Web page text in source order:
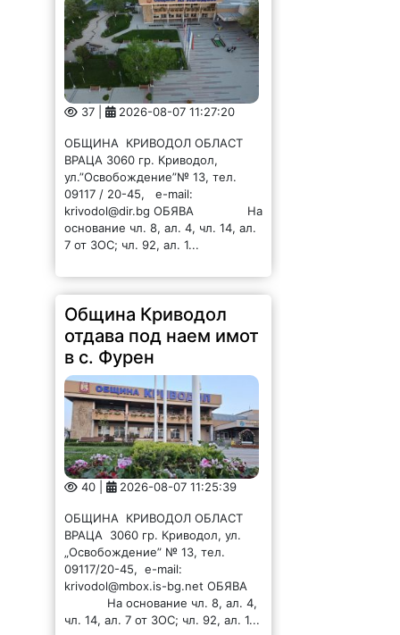
37 | 2026-08-07 11:27:20
ОБЩИНА КРИВОДОЛ ОБЛАСТ
ВРАЦА 3060 гр. Криводол,
ул.”Освобождение”№ 13, тел.
09117 / 20-45, e-mail:
krivodol@dir.bg ОБЯВА На
основание чл. 8, ал. 4, чл. 14, ал.
7 от ЗОС; чл. 92, ал. 1...
Община Криводол
отдава под наем имот
в с. Фурен
40 | 2026-08-07 11:25:39
ОБЩИНА КРИВОДОЛ ОБЛАСТ
ВРАЦА 3060 гр. Криводол, ул.
„Освобождение” № 13, тел.
09117/20-45, e-mail:
krivodol@mbox.is-bg.net ОБЯВА
На основание чл. 8, ал. 4,
чл. 14, ал. 7 от ЗОС; чл. 92, ал. 1...